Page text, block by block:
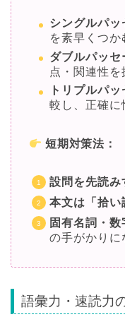
シングルパッ
を素早くつか
ダブルパッセ
点・関連性を
トリプルパ
較し、正確に
短期対策法：
設問を先読み
本文は「拾い
固有名詞・
の手がかりに
語彙力・速読力